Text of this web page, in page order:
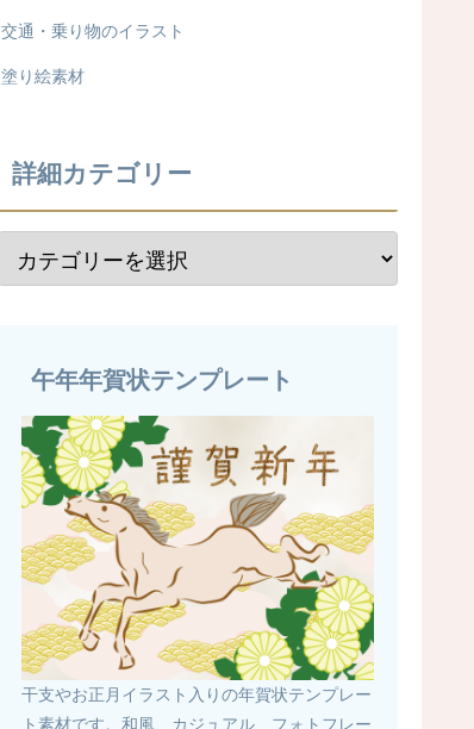
交通・乗り物のイラスト
塗り絵素材
詳細カテゴリー
午年年賀状テンプレート
干支やお正月イラスト入りの年賀状テンプレー
ト素材です。和風、カジュアル、フォトフレー